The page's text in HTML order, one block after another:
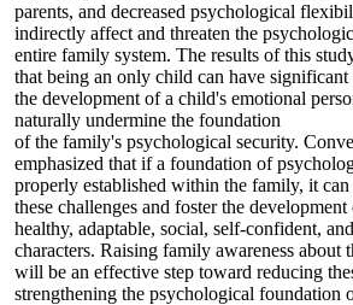
parents, and decreased psychological
indirectly affect and threaten the
entire family system. The results of this
that being an only child can have significant
the development of a child's emotional
naturally undermine the foundation
of the family's psychological security.
emphasized that if a foundation of
properly established within the family, it
these challenges and foster the
healthy, adaptable, social, self-confident,
characters. Raising family awareness about
will be an effective step toward reducing
strengthening the psychological foundation